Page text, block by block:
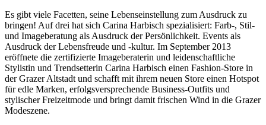
Es gibt viele Facetten, seine Lebenseinstellung zum Ausdruck zu
bringen! Auf drei hat sich Carina Harbisch spezialisiert: Farb-, Stil-
und Imageberatung als Ausdruck der Persönlichkeit. Events als
Ausdruck der Lebensfreude und -kultur. Im September 2013
eröffnete die zertifizierte Imageberaterin und leidenschaftliche
Stylistin und Trendsetterin Carina Harbisch einen Fashion-Store in
der Grazer Altstadt und schafft mit ihrem neuen Store einen Hotspot
für edle Marken, erfolgsversprechende Business-Outfits und
stylischer Freizeitmode und bringt damit frischen Wind in die Grazer
Modeszene.